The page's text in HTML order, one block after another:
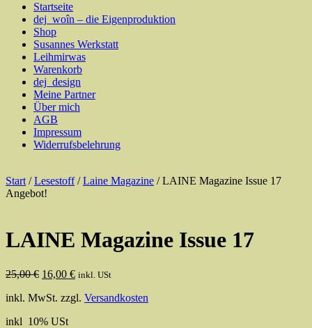
Startseite
dej_woîn – die Eigenproduktion
Shop
Susannes Werkstatt
Leihmirwas
Warenkorb
dej_design
Meine Partner
Über mich
AGB
Impressum
Widerrufsbelehrung
Start /Lesestoff/Laine Magazine / LAINE Magazine Issue 17
Angebot!
LAINE Magazine Issue 17
25,00€ Ursprünglicher
war:
16,00 €Aktueller
ist:
inkl. USt
inkl. MwSt. zzgl. Versandkosten
inkl 10% USt